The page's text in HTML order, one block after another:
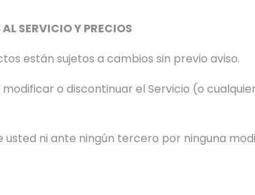
SERVICIO Y PRECIOS
están sujetos a cambios sin previo aviso.
o discontinuar el Servicio (o
usted ni ante ningún tercero por ninguna